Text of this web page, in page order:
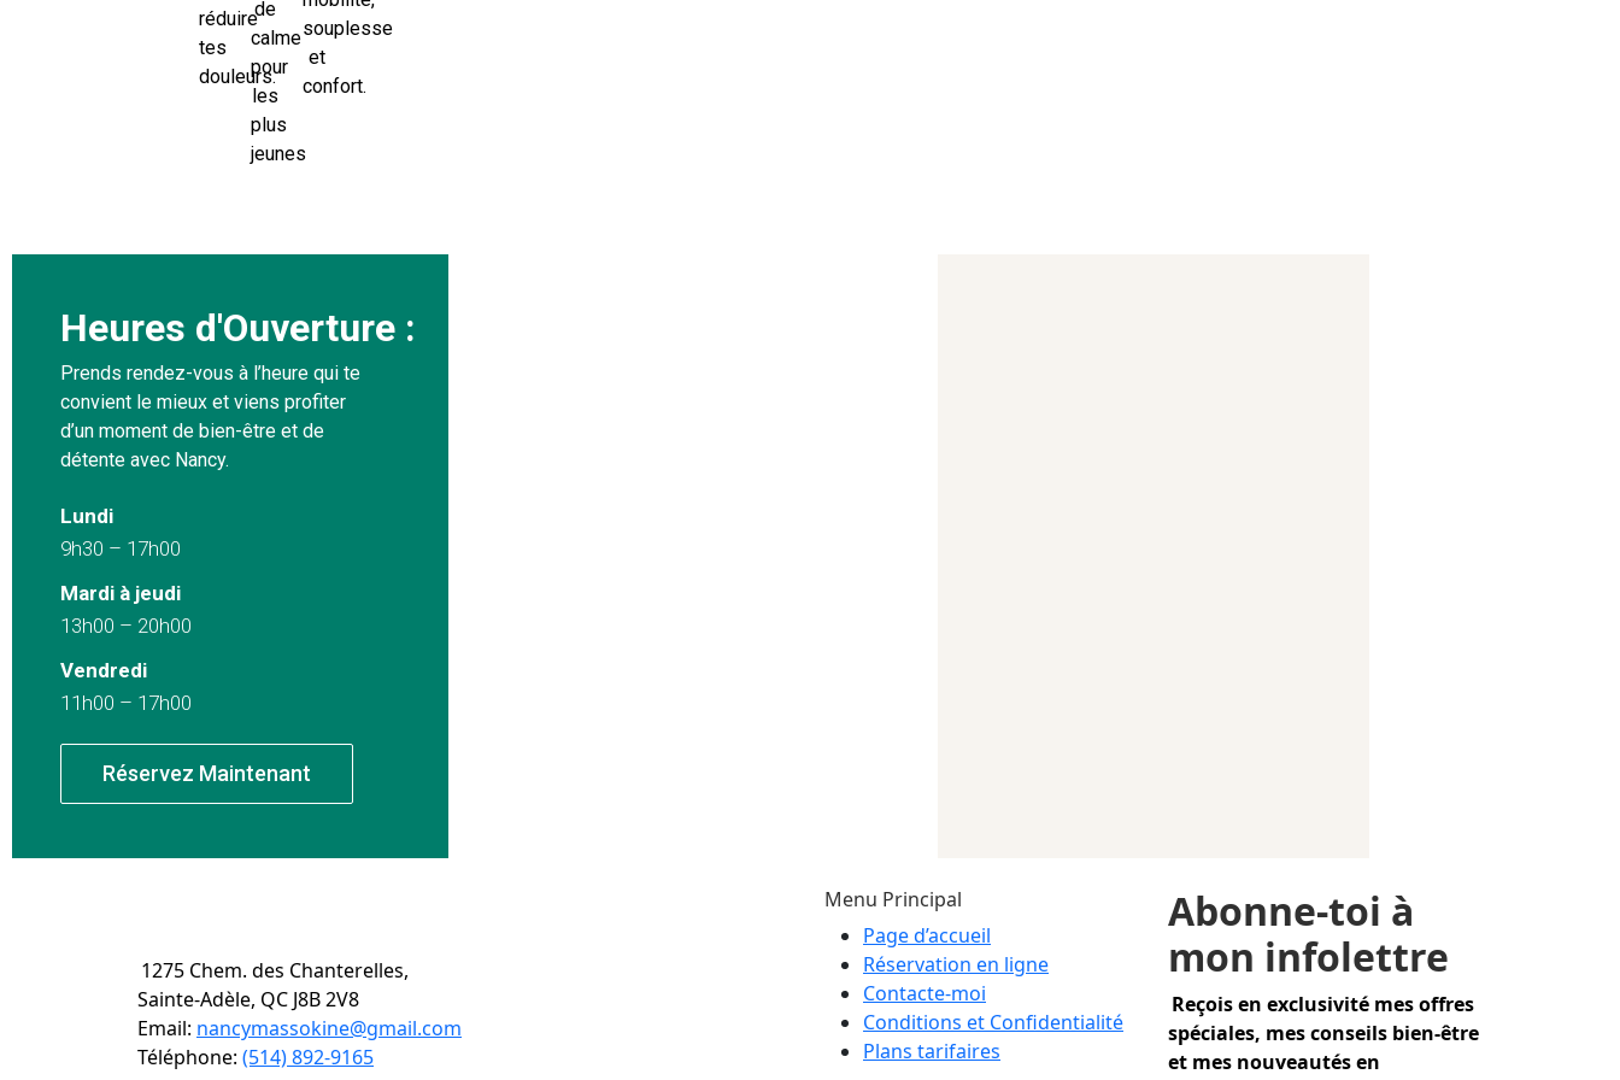
réduire
tes
douleurs.
de
calme
pour
les
plus
jeunes
souplesse
et
confort.
Heures d'Ouverture :
Prends rendez-vous à l’heure qui te
convient le mieux et viens profiter
d’un moment de bien-être et de
détente avec Nancy.
Lundi
9h30 – 17h00
Mardi à jeudi
13h00 – 20h00
Vendredi
11h00 – 17h00
Réservez Maintenant
1275 Chem. des Chanterelles,
Sainte-Adèle, QC J8B 2V8
Email: nancymassokine@gmail.com
Téléphone: (514) 892-9165
Menu Principal
Page d’accueil
Réservation en ligne
Contacte-moi
Conditions et Confidentialité
Plans tarifaires
Abonne-toi à
mon infolettre
Reçois en exclusivité mes offres
spéciales, mes conseils bien-être
et mes nouveautés en